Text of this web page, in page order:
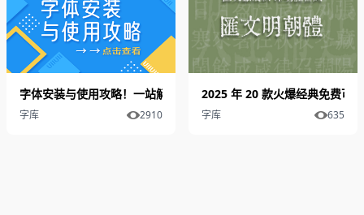
字体安装与使用攻略！一站解决小白设计师关于字体安装和使用问题
字库 2910
2025 年 20 款火爆经典免费可
字库 635